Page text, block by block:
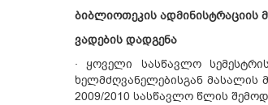
ბიბლიოთეკის ადმინისტრაციის
ვადების დადგენა
· ყოველი სასწავლო
ხელმძღვანელებისგან
2009/2010 სასწავლო წლის